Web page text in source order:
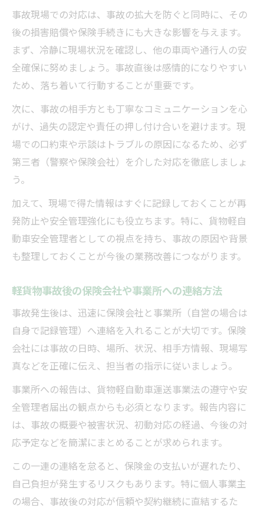
事故現場での対応は、事故の拡大を防ぐと同時に、その
後の損害賠償や保険手続きにも大きな影響を与えます。
まず、冷静に現場状況を確認し、他の車両や通行人の安
全確保に努めましょう。事故直後は感情的になりやすい
ため、落ち着いて行動することが重要です。
次に、事故の相手方とも丁寧なコミュニケーションを心
がけ、過失の認定や責任の押し付け合いを避けます。現
場での口約束や示談はトラブルの原因になるため、必ず
第三者（警察や保険会社）を介した対応を徹底しましょ
う。
加えて、現場で得た情報はすぐに記録しておくことが再
発防止や安全管理強化にも役立ちます。特に、貨物軽自
動車安全管理者としての視点を持ち、事故の原因や背景
も整理しておくことが今後の業務改善につながります。
軽貨物事故後の保険会社や事業所への連絡方法
事故発生後は、迅速に保険会社と事業所（自営の場合は
自身で記録管理）へ連絡を入れることが大切です。保険
会社には事故の日時、場所、状況、相手方情報、現場写
真などを正確に伝え、担当者の指示に従いましょう。
事業所への報告は、貨物軽自動車運送事業法の遵守や安
全管理者届出の観点からも必須となります。報告内容に
は、事故の概要や被害状況、初動対応の経過、今後の対
応予定などを簡潔にまとめることが求められます。
この一連の連絡を怠ると、保険金の支払いが遅れたり、
自己負担が発生するリスクもあります。特に個人事業主
の場合、事故後の対応が信頼や契約継続に直結するた